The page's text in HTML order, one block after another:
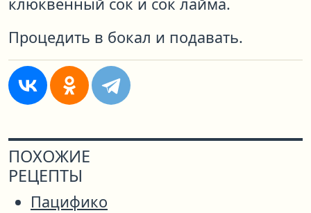
Процедить в бокал и подавать.
ПОХОЖИЕ
РЕЦЕПТЫ
Пацифико